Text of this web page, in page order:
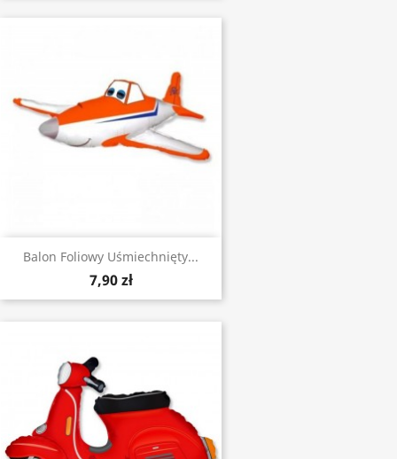
Balon Foliowy Uśmiechnięty...
7,90 zł